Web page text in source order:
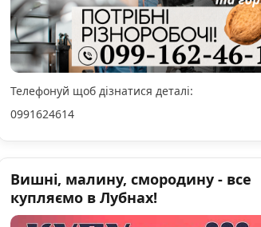
Телефонуй щоб дізнатися деталі:
0991624614
Вишні, малину, смородину - все
купляємо в Лубнах!